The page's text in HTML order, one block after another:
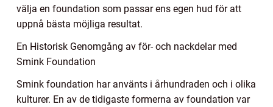
välja en foundation som passar ens egen hud för att
uppnå bästa möjliga resultat.
En Historisk Genomgång av för- och nackdelar med
Smink Foundation
Smink foundation har använts i århundraden och i olika
kulturer. En av de tidigaste formerna av foundation var